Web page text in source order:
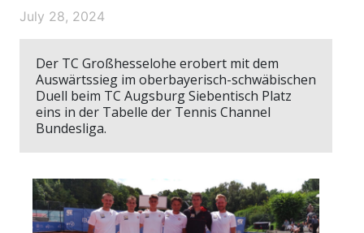
July 28, 2024
Der TC Großhesselohe erobert mit dem
Auswärtssieg im oberbayerisch-schwäbischen
Duell beim TC Augsburg Siebentisch Platz
eins in der Tabelle der Tennis Channel
Bundesliga.